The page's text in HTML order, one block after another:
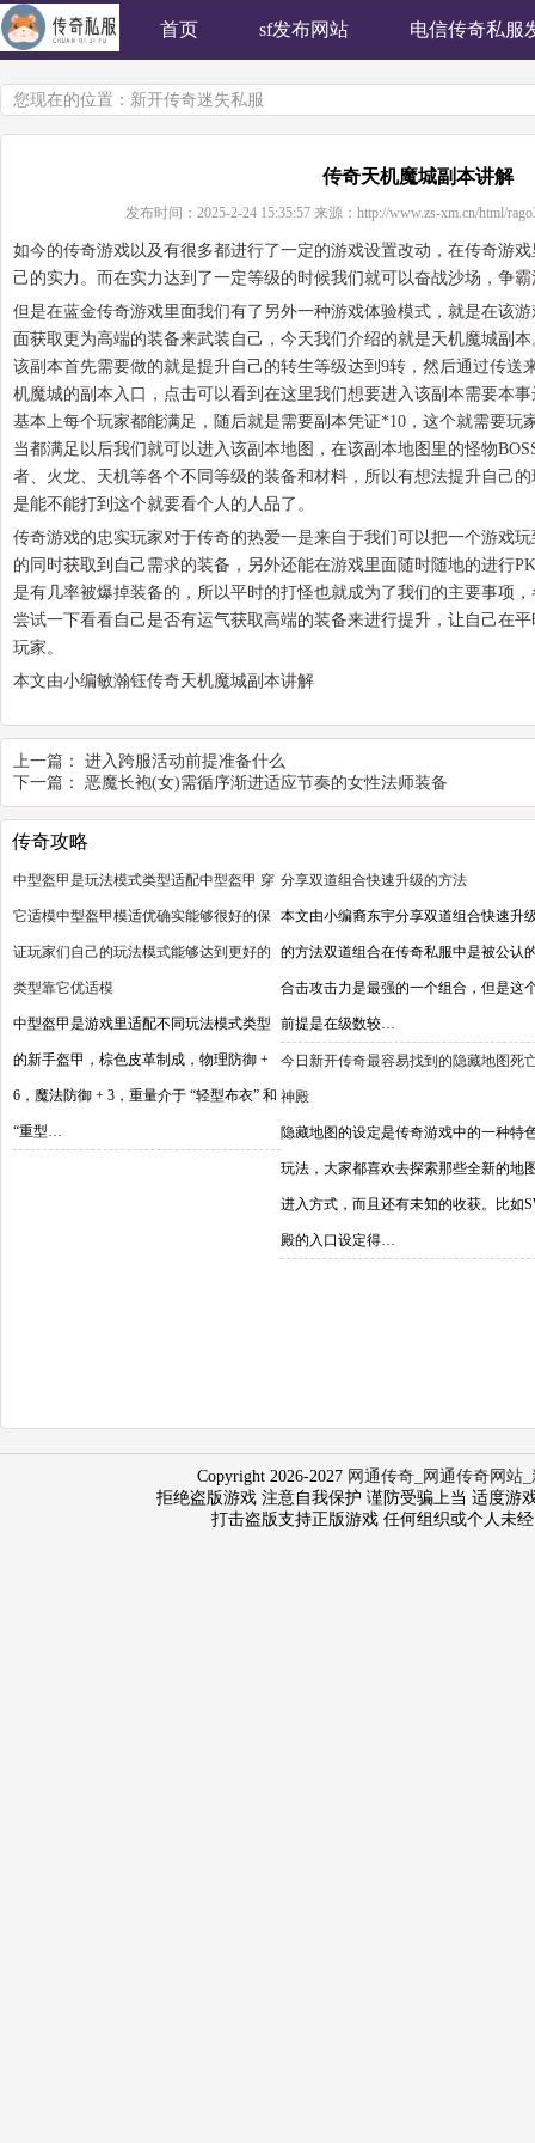
首页 sf发布网站 电信传奇私服
您现在的位置： 新开传奇迷失私服
传奇天机魔城副本讲解
发布时间： 2025-2-24 15:35:57来源： http://www.zs-xm.cn/html/
如今的传奇游戏以及有很多都进行了一定的游戏设置改动，在传奇游
己的实力。而在实力达到了一定等级的时候我们就可以奋战沙场，争
但是在蓝金传奇游戏里面我们有了另外一种游戏体验模式，就是在该
面获取更为高端的装备来武装自己，今天我们介绍的就是天机魔城副
该副本首先需要做的就是提升自己的转生等级达到9转，然后通过传送
机魔城的副本入口，点击可以看到在这里我们想要进入该副本需要本
基本上每个玩家都能满足，随后就是需要副本凭证*10，这个就需要玩
当都满足以后我们就可以进入该副本地图，在该副本地图里的怪物
者、火龙、天机等各个不同等级的装备和材料，所以有想法提升自己
是能不能打到这个就要看个人的人品了。
传奇游戏的忠实玩家对于传奇的热爱一是来自于我们可以把一个游戏
的同时获取到自己需求的装备，另外还能在游戏里面随时随地的进行
是有几率被爆掉装备的，所以平时的打怪也就成为了我们的主要事项
尝试一下看看自己是否有运气获取高端的装备来进行提升，让自己在
玩家。
本文由小编敏瀚钰传奇天机魔城副本讲解
上一篇： 进入跨服活动前提准备什么
下一篇： 恶魔长袍(女)需循序渐进适应节奏的女性法师装备
传奇攻略
中型盔甲是玩法模式类型适配中型盔甲 穿
它适模中型盔甲模适优确实能够很好的保
证玩家们自己的玩法模式能够达到更好的
类型靠它优适模
中型盔甲是游戏里适配不同玩法模式类型
的新手盔甲，棕色皮革制成，物理防御 +
6，魔法防御 + 3，重量介于 “轻型布衣” 和
“重型…
分享双道组合快速升级的方法
本文由小编裔东宇分享双道组合快速升
的方法双道组合在传奇私服中是被公认
合击攻击力是最强的一个组合，但是这
前提是在级数较…
今日新开传奇最容易找到的隐藏地图死
神殿
隐藏地图的设定是传奇游戏中的一种特
玩法，大家都喜欢去探索那些全新的地
进入方式，而且还有未知的收获。比如
殿的入口设定得…
Copyright 2026-2027 网通传奇_网通传奇网站
拒绝盗版游戏 注意自我保护 谨防受骗上当 适度游
打击盗版支持正版游戏 任何组织或个人未